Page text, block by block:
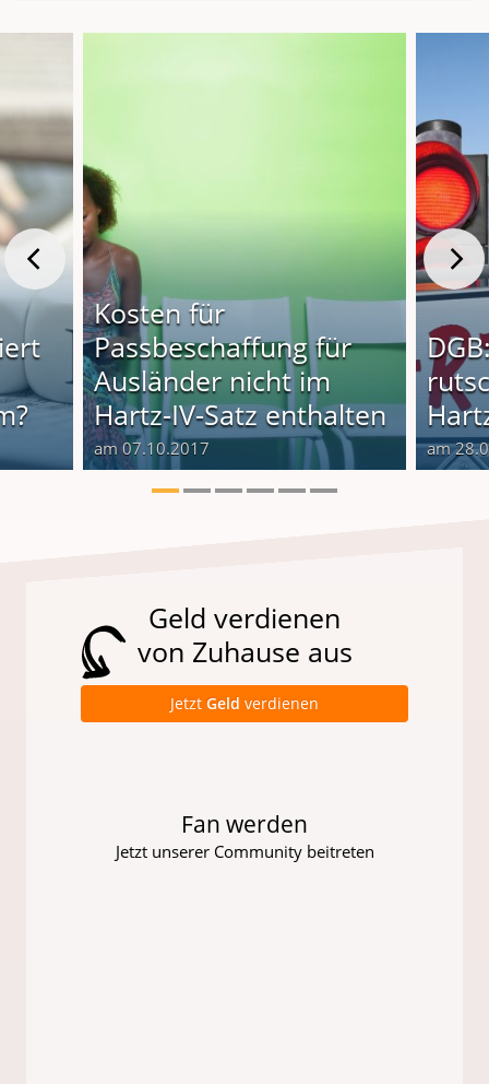
Kosten für
Passbeschaffung für
Ausländer nicht im
Hartz-IV-Satz enthalten
am 07.10.2017 am
Geld verdienen
von Zuhause aus
Jetzt Geld verdienen
Fan werden
Jetzt unserer Community beitreten